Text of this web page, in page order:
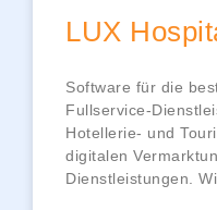
LUX
Software für die
Fullservice-
Hotellerie- und
digitalen
Dienstleistungen.